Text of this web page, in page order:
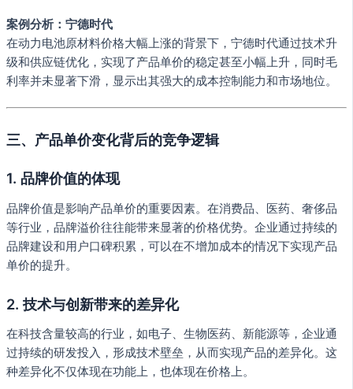
案例分析：宁德时代
在动力电池原材料价格大幅上涨的背景下，宁德时代通过技术升
级和供应链优化，实现了产品单价的稳定甚至小幅上升，同时毛
利率并未显著下滑，显示出其强大的成本控制能力和市场地位。
三、产品单价变化背后的竞争逻辑
1. 品牌价值的体现
品牌价值是影响产品单价的重要因素。在消费品、医药、奢侈品
等行业，品牌溢价往往能带来显著的价格优势。企业通过持续的
品牌建设和用户口碑积累，可以在不增加成本的情况下实现产品
单价的提升。
2.技术与创新带来的差异化
在科技含量较高的行业，如电子、生物医药、新能源等，企业通
过持续的研发投入，形成技术壁垒，从而实现产品的差异化。这
种差异化不仅体现在功能上，也体现在价格上。